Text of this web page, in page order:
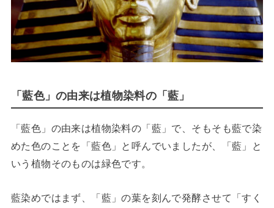
「藍色」の由来は植物染料の「藍」
「藍色」の由来は植物染料の「藍」で、そもそも藍で染
めた色のことを「藍色」と呼んでいましたが、「藍」と
いう植物そのものは緑色です。
藍染めではまず、「藍」の葉を刻んで発酵させて「すく